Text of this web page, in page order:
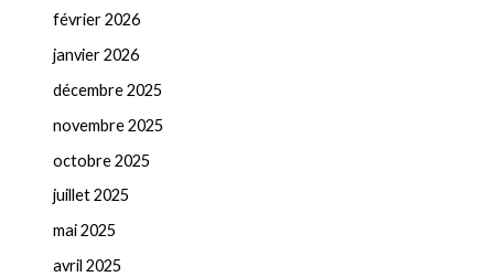
février 2026
janvier 2026
décembre 2025
novembre 2025
octobre 2025
juillet 2025
mai 2025
avril 2025